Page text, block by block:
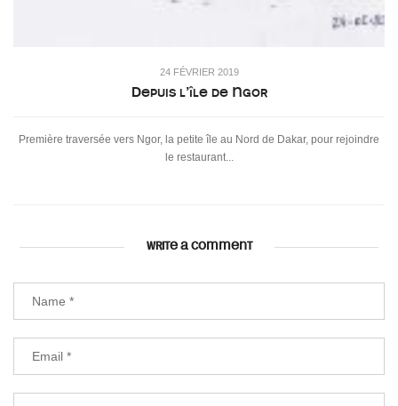
24 FÉVRIER 2019
Depuis l’île de Ngor
Première traversée vers Ngor, la petite île au Nord de Dakar, pour rejoindre
le restaurant...
WRITE A COMMENT